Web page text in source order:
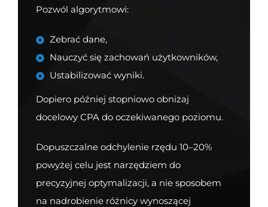
Pozwól algorytmowi:
Zebrać dane,
Nauczyć się zachowań użytkowników,
Ustabilizować wyniki.
Dopiero później stopniowo obniżaj
docelowy CPA do oczekiwanego poziomu.
Dopuszczalne odchylenie rzędu 10–20%
powyżej celu jest narzędziem do
precyzyjnej optymalizacji, a nie sposobem
na nadrobienie różnicy wynoszącej